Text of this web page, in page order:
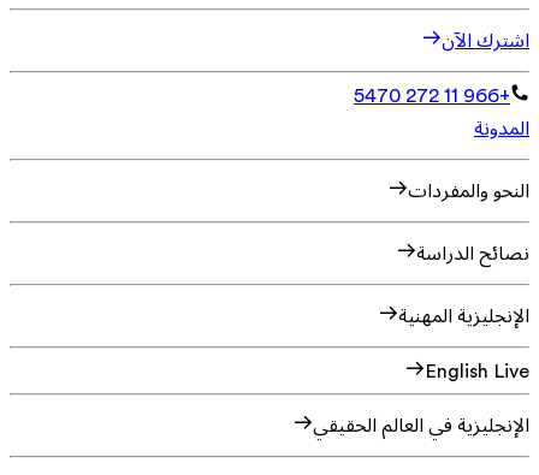
اشترك الآن
+966 11 272 5470
المدونة
النحو والمفردات
نصائح الدراسة
الإنجليزية المهنية
English Live
الإنجليزية في العالم الحقيقي